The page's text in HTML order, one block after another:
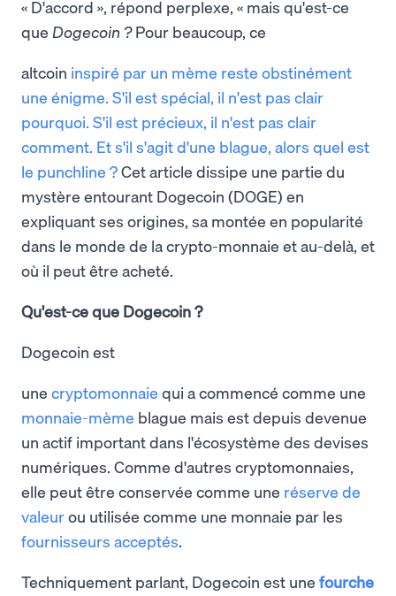
« D'accord », répond perplexe, « mais qu'est-ce
que Dogecoin ?Pour beaucoup, ce
altcoin inspiré par un mème reste obstinément
une énigme. S'il est spécial, il n'est pas clair
pourquoi. S'il est précieux, il n'est pas clair
comment. Et s'il s'agit d'une blague, alors quel est
le punchline ?Cet article dissipe une partie du
mystère entourant Dogecoin (DOGE) en
expliquant ses origines, sa montée en popularité
dans le monde de la crypto-monnaie et au-delà, et
où il peut être acheté.
Qu'est-ce que Dogecoin ?
Dogecoin est
une cryptomonnaie qui a commencé comme une
monnaie-mème blague mais est depuis devenue
un actif important dans l'écosystème des devises
numériques. Comme d'autres cryptomonnaies,
elle peut être conservée comme une réserve de
valeurou utilisée comme une monnaie par les
fournisseurs acceptés.
Techniquement parlant, Dogecoin est une fourche